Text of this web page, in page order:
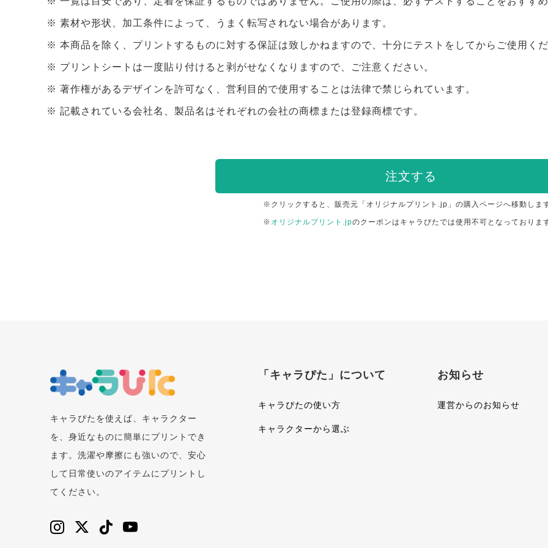
素材や形状、加工条件によって、うまく転写されない場合があります。
本商品を除く、プリントするものに対する保証は致しかねますので、十分にテストをしてからご使用くだ
プリントシートは一度貼り付けると剥がせなくなりますので、ご注意ください。
著作権があるデザインを許可なく、営利目的で使用することは法律で禁じられています。
記載されている会社名、製品名はそれぞれの会社の商標または登録商標です。
注文する
※クリックすると、販売元「オリジナルプリント.jp」の購入ページへ移動しま
※ オリジナルプリント.jpのクーポンはキャラぴたでは使用不可となっておりま
キャラぴたを使えば、キャラクター
を、身近なものに簡単にプリントでき
ます。洗濯や摩擦にも強いので、安心
して日常使いのアイテムにプリントし
てください。
「キャラぴた」について
キャラぴたの使い方
キャラクターから選ぶ
お知らせ
運営からのお知らせ